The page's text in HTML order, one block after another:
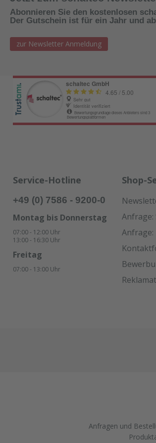
Abonnieren Sie den kostenlosen
Der Gutschein ist für ein Jahr und
zur Newsletter Anmeldung
Service-Hotline
+49 (0) 7586 - 9200-0
Montag bis Donnerstag
07:00 - 12:00 Uhr
13:00 - 16:30 Uhr
Freitag
07:00 - 13:00 Uhr
Shop-
Anfrage:
Anfragen und